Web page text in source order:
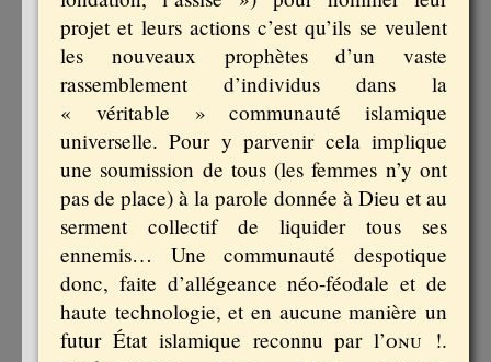
projet et leurs actions c’est qu’ils se veulent
les nouveaux prophètes d’un vaste
rassemblement d’individus dans la
« véritable » communauté islamique
universelle. Pour y parvenir cela implique
une soumission de tous (les femmes n’y ont
pas de place) à la parole donnée à Dieu et au
serment collectif de liquider tous ses
ennemis… Une communauté despotique
donc, faite d’allégeance néo-féodale et de
haute technologie, et en aucune manière un
futur État islamique reconnu par l’onu !.